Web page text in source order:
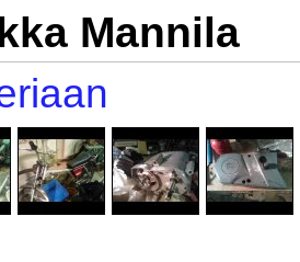
Mannila